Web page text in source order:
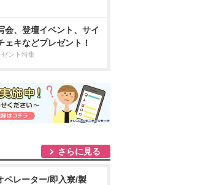
会、登壇イベント、サイ
ェキなどプレゼント！
ゼント特集
さらに見る
ペレーター/即入寮/製